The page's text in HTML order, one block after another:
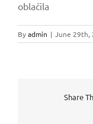
oblačila
Byadmin | June 29th,
Share